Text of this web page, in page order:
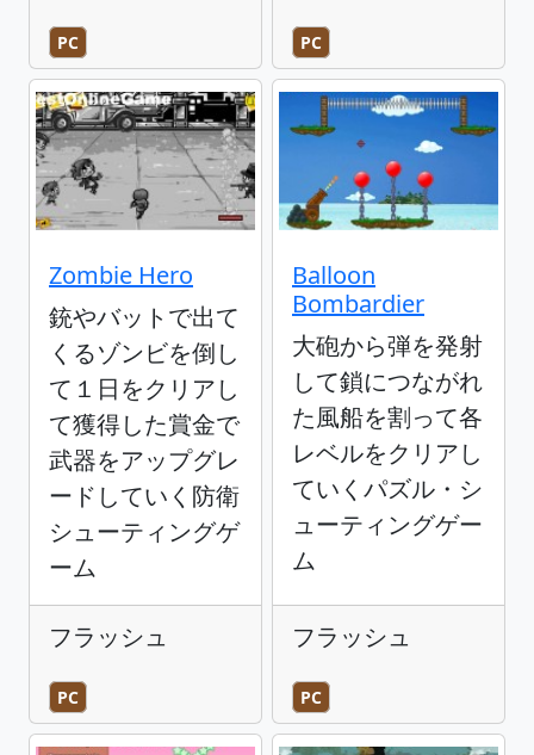
PC PC
Zombie Hero
銃やバットで出て
くるゾンビを倒し
て１日をクリアし
て獲得した賞金で
武器をアップグレ
ードしていく防衛
シューティングゲ
ーム
フラッシュ
PC
Balloon
Bombardier
大砲から弾を発射
して鎖につながれ
た風船を割って各
レベルをクリアし
ていくパズル・シ
ューティングゲー
ム
フラッシュ
PC